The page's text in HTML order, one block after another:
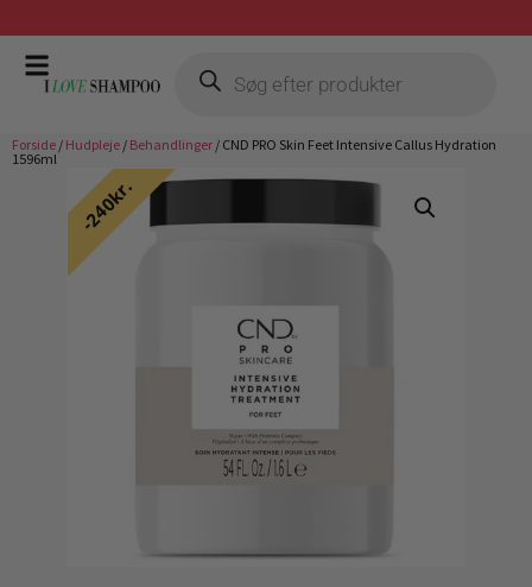
Gratis fragt ved køb over 399,-
Forside / Hudpleje / Behandlinger / CND PRO Skin Feet Intensive Callus Hydration
1596ml
240kr.